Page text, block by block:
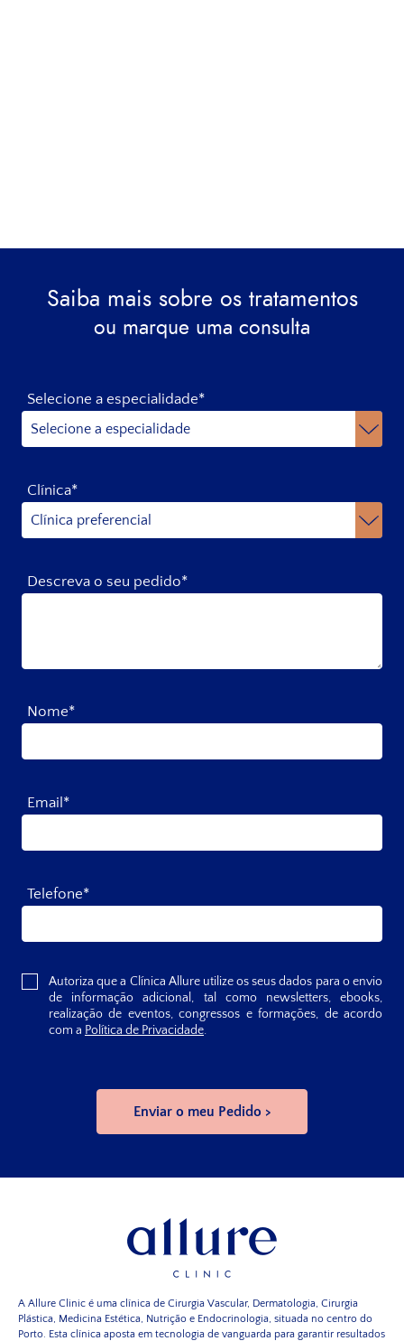
Saiba mais sobre os tratamentos
ou marque uma consulta
Selecione a especialidade*
Clínica*
Descreva o seu pedido*
Nome*
Email*
Telefone*
Autoriza que a Clínica Allure utilize os seus dados para o envio
de informação adicional, tal como newsletters, ebooks,
realização de eventos, congressos e formações, de acordo
com a Política de Privacidade.
A Allure Clinic é uma clínica de Cirurgia Vascular, Dermatologia, Cirurgia
Plástica, Medicina Estética, Nutrição e Endocrinologia, situada no centro do
Porto. Esta clínica aposta em tecnologia de vanguarda para garantir resultados